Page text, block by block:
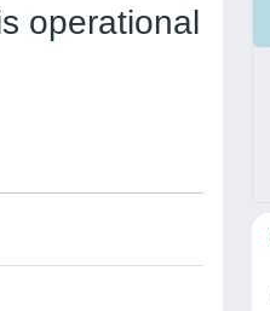
operational